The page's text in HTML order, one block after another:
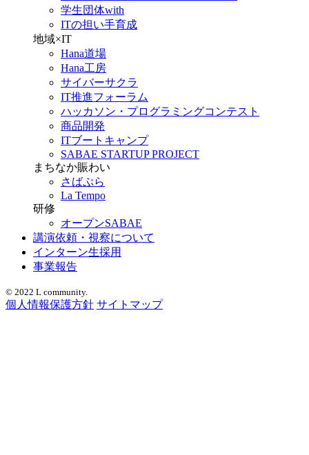
学生団体with
ITの担い手育成
地域×IT
Hana道場
Hana工房
サイバーサクラ
IT推進フォーラム
ハッカソン・プログラミングコンテスト
商品開発
ITブートキャンプ
SABAE STARTUP PROJECT
まちなか賑わい
さばぷら
La Tempo
研修
オープンSABAE
講演依頼・視察について
インターン生採用
事業報告
© 2022 L community.
個人情報保護方針 サイトマップ